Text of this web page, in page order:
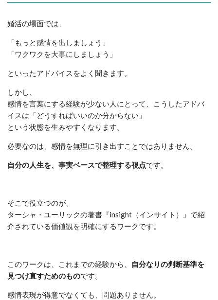
婚活の場面では、
「もっと感情を出しましょう」
「ワクワクを大事にしましょう」
といったアドバイスをよく聞きます。
しかし、
感情を言葉にする経験が少ない人にとって、こうしたアドバ
イスは「どうすればいいのか分からない」
という状態を生みやすくなります。
必要なのは、感情を無理に引き出すことではありません。
自分の人生を、事実ベースで整理する視点です。
そこで役立つのが、
ターシャ・ユーリックの著書『insight（インサイト）』で紹
介されている価値観を明確にするワークです。
このワークは、これまでの経験から、
自分なりの判断基準を
見つけ直すためのものです。
感情表現が得意でなくても、問題ありません。